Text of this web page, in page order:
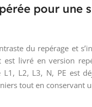
pour une
du repérage et
est livré en version
L2, L3, N, PE est
tout en conservant